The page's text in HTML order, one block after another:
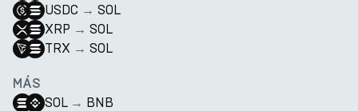
USDC → SOL
XRP → SOL
TRX → SOL
MÁS
SOL → BNB